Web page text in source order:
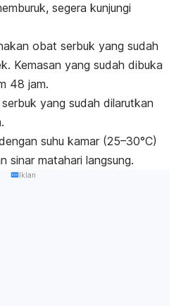
segera kunjungi
obat serbuk yang sudah
Kemasan yang sudah dibuka
48 jam.
yang sudah dilarutkan
suhu kamar (25–30°C)
sinar matahari langsung.
Iklan